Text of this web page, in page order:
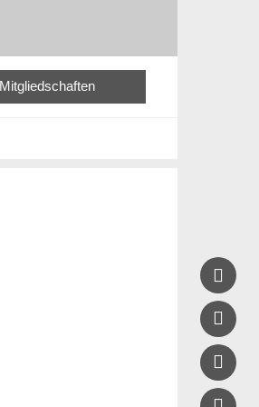
Mitgliedschaften


